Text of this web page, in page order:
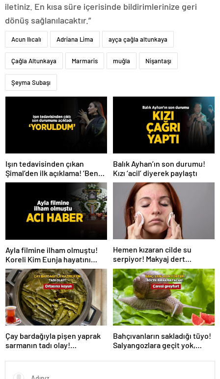
iletiniz. En kısa süre içerisinde bildirimlerinize geri
dönüş sağlanılacaktır.”
Acun Ilıcalı Adriana Lima ayça çağla altunkaya
Çağla Altunkaya Marmaris muğla Nişantaşı
Şeyma Subaşı
Işın tedavisinden çıkan
Şimal’den ilk açıklama! ‘Ben
çok yoruldum’
Balık Ayhan’ın son durumu!
Kızı ‘acil’ diyerek paylaştı
Ayla filmine ilham olmuştu!
Koreli Kim Eunja hayatını
kaybetti
Hemen kızaran cilde su
serpiyor! Makyaj dert
olmayacak, 2 ürün yetiyor
Çay bardağıyla pişen yaprak
sarmanın tadı olay!
Bahçıvanların sakladığı tüyo!
Salyangozlara geçit yok,